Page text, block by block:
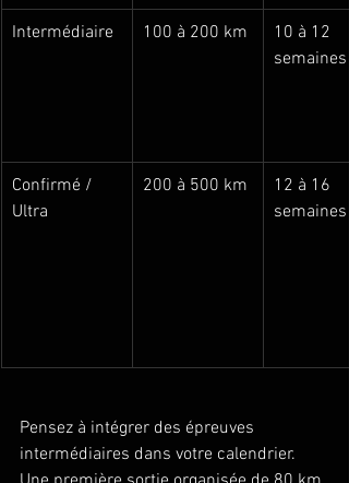
Intermédiaire 100 à 200 km
10 à 12
semaines
Confirmé /
Ultra
200 à 500 km
12 à 16
semaines
Pensez à intégrer des épreuves
intermédiaires dans votre calendrier.